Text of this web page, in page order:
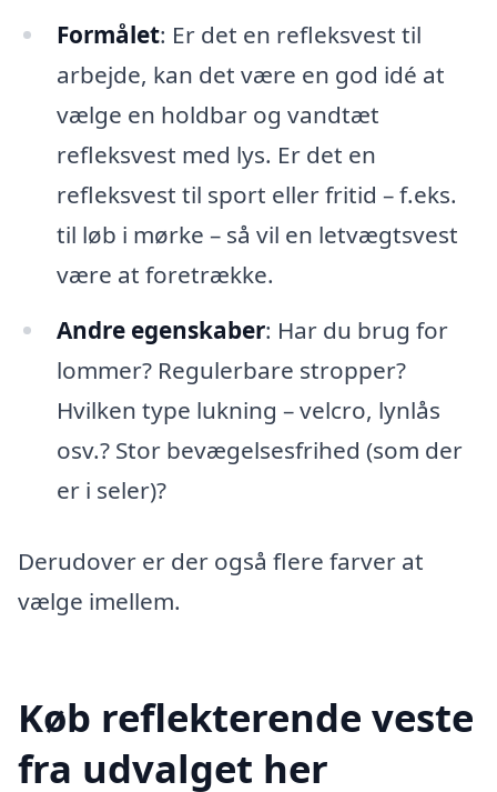
Formålet: Er det en refleksvest til
arbejde, kan det være en god idé at
vælge en holdbar og vandtæt
refleksvest med lys. Er det en
refleksvest til sport eller fritid – f.eks.
til løb i mørke – så vil en letvægtsvest
være at foretrække.
Andre egenskaber: Har du brug for
lommer? Regulerbare stropper?
Hvilken type lukning – velcro, lynlås
osv.? Stor bevægelsesfrihed (som der
er i seler)?
Derudover er der også flere farver at
vælge imellem.
Køb reflekterende veste
fra udvalget her